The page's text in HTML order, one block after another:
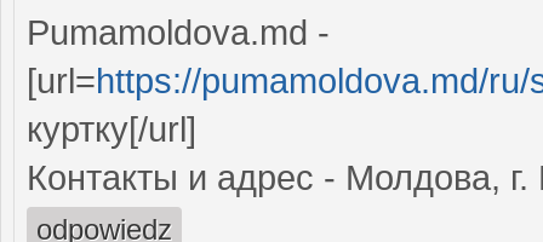
Pumamoldova.md -
[url=https://pumamoldova.md/
куртку[/url]
Контакты и адрес - Молдова,
odpowiedz